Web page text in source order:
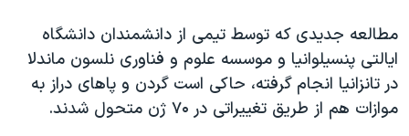
دادگاه حمید نوری
چهل سال گروگان‌گیری
قانون شفافیت دارائی کادر رهبری ایران
مطالعه جدیدی که توسط تیمی از دانشمندان دانشگاه
ایالتی پنسیلوانیا و موسسه علوم و فناوری نلسون ماندلا
در تانزانیا انجام گرفته، حاکی است گردن و پاهای دراز به
موازات هم از طریق تغییراتی در ۷۰ ژن متحول شدند.